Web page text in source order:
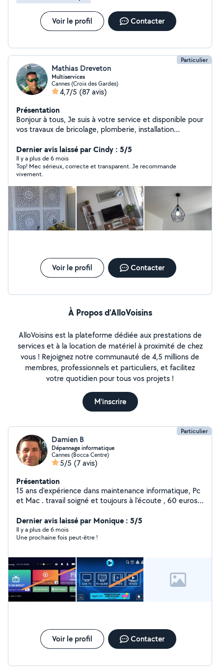
Voir le profil Contacter
Particulier
Mathias Dreveton
Multiservices
Cannes (Croix des Gardes)
4,7/5 (87 avis)
Présentation
Bonjour à tous, Je suis à votre service et disponible pour
vos travaux de bricolage, plomberie, installation
et transport de charges lourdes. Après trois maisons
d'expérience, je touche à tout et propose mes services
pour vous rendre service. Au plaisir de vous rencontrer.
Mathias
Dernier avis laissé par Cindy : 5/5
Il y a plus de 6 mois
Top! Mec sérieux, correcte et transparent. Je recommande
vivement.
Voir le profil Contacter
À Propos d’AlloVoisins
AlloVoisins est la plateforme dédiée aux prestations de
services et à la location de matériel à proximité de chez
vous ! Rejoignez notre communauté de 4,5 millions de
membres, professionnels et particuliers, et facilitez
votre quotidien pour tous vos projets !
M'inscrire
Particulier
Damien B
Dépannage informatique
Cannes (Bocca Centre)
5/5 (7 avis)
Présentation
15 ans d'expérience dans maintenance informatique, Pc
et Mac . travail soigné et toujours à l'écoute , 60 euros
et 83
Dernier avis laissé par Monique : 5/5
Il y a plus de 6 mois
Une prochaine fois peut-être !
Voir le profil Contacter